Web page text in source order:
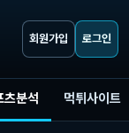
회원가입 로그인
츠분석 먹튀사이트